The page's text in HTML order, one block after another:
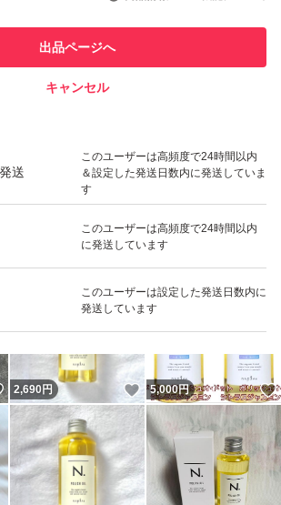
での取引実績があります
送
このユーザーは高頻度で24時間以内
＆設定した発送日数内に発送していま
す
このユーザーは高頻度で24時間以内
に発送しています
このユーザーは設定した発送日数内に
発送しています
出品ページへ
キャンセル
いいね！
4,999
いいね！
2,690円 いいね！
5,000円